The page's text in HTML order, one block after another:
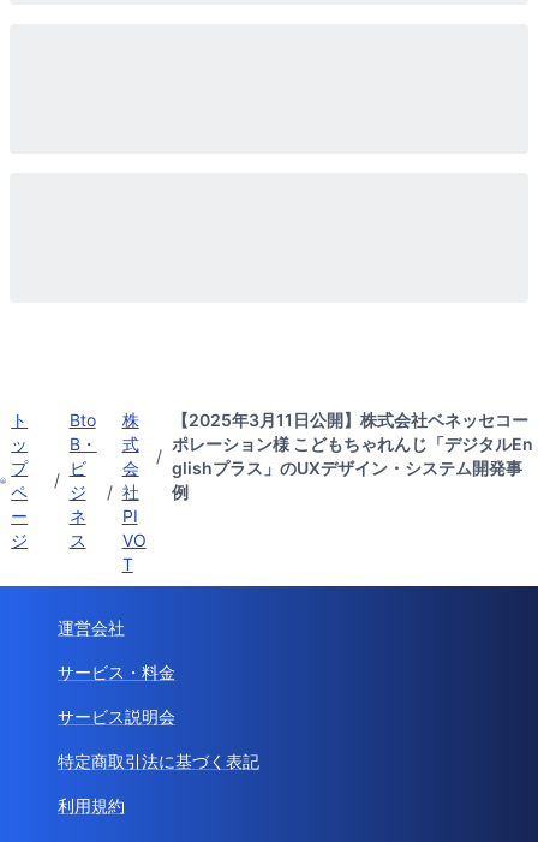
ト
ッ
プ
ペ
ー
ジ
/
Bto
B・
ビ
ジ
ネ
ス
/
株
式
会
社
PI
VO
T
/
【2025年3月11日公開】株式会社ベネッセコー
ポレーション様 こどもちゃれんじ「デジタルEn
glishプラス」のUXデザイン・システム開発事
例
運営会社
サービス・料金
サービス説明会
特定商取引法に基づく表記
利用規約